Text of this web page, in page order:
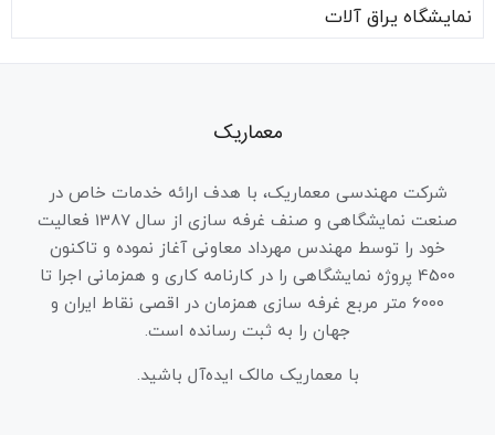
نمایشگاه یراق آلات
معماریک
شرکت مهندسی معماریک، با هدف ارائه خدمات خاص در
صنعت نمایشگاهی و صنف غرفه سازی از سال 1387 فعالیت
خود را توسط مهندس مهرداد معاونی آغاز نموده و تاکنون
4500 پروژه نمایشگاهی را در کارنامه کاری و همزمانی اجرا تا
6000 متر مربع غرفه سازی همزمان در اقصی نقاط ایران و
جهان را به ثبت رسانده است.
با معماریک مالک ایده‌آل باشید.